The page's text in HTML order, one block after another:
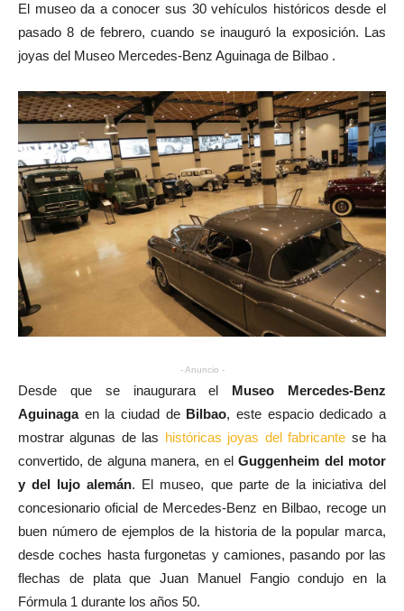
El museo da a conocer sus 30 vehículos históricos desde el
pasado 8 de febrero, cuando se inauguró la exposición. Las
joyas del Museo Mercedes-Benz Aguinaga de Bilbao .
- Anuncio -
Desde que se inaugurara el Museo Mercedes-Benz
Aguinagaen la ciudad de Bilbao, este espacio dedicado a
mostrar algunas de las históricas joyas del fabricante se ha
convertido, de alguna manera, en elGuggenheim del motor
y del lujo alemán. El museo, que parte de la iniciativa del
concesionario oficial de Mercedes-Benz en Bilbao, recoge un
buen número de ejemplos de la historia de la popular marca,
desde coches hasta furgonetas y camiones, pasando por las
flechas de plata que Juan Manuel Fangio condujo en la
Fórmula 1 durante los años 50.